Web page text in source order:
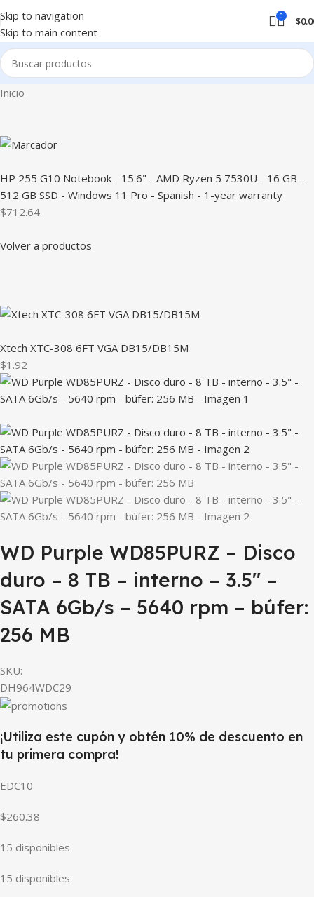
Skip to navigation
Skip to main content
0 $
Inicio
HP 255 G10 Notebook - 15.6" - AMD Ryzen 5 7530U - 16 GB -
512 GB SSD - Windows 11 Pro - Spanish - 1-year warranty
$712.64
Volver a productos
Xtech XTC-308 6FT VGA DB15/DB15M
$1.92
WD Purple WD85PURZ – Disco
duro – 8 TB – interno – 3.5″ –
SATA 6Gb/s – 5640 rpm – búfer:
256 MB
SKU:
DH964WDC29
¡Utiliza este cupón y obtén 10% de descuento en
tu primera compra!
EDC10
$260.38
15 disponibles
15 disponibles